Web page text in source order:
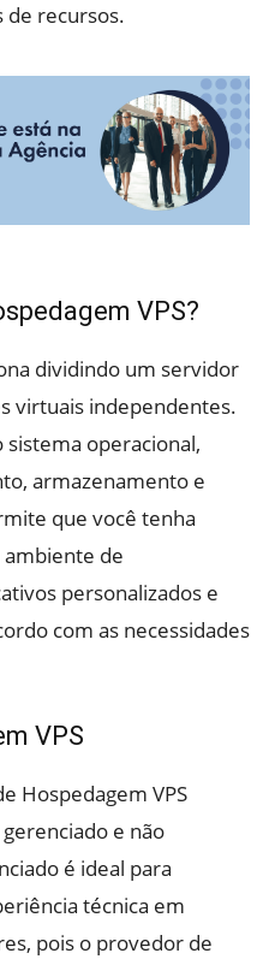
de recursos.
VPS?
dividindo um servidor
virtuais independentes.
sistema operacional,
armazenamento e
que você tenha
de
personalizados e
com as necessidades
VPS
Hospedagem VPS
e não
é ideal para
técnica em
pois o provedor de